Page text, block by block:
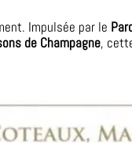
Impulsée par le
de Champagne,